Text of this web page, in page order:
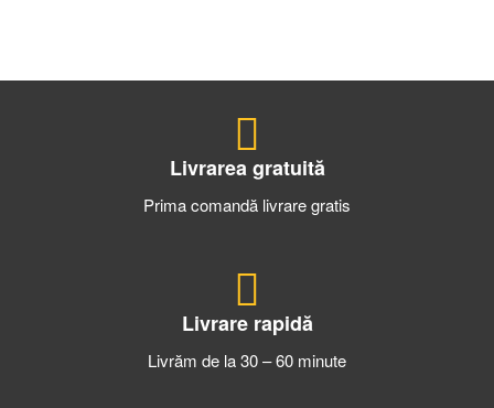
Livrarea gratuită
Prima comandă livrare gratis
Livrare rapidă
Livrăm de la 30 – 60 minute